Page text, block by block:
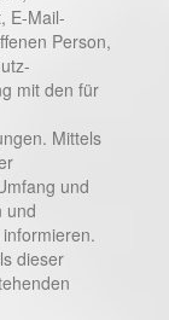
E-Mail-
Person,
mit den für
Mittels
und
und
dieser